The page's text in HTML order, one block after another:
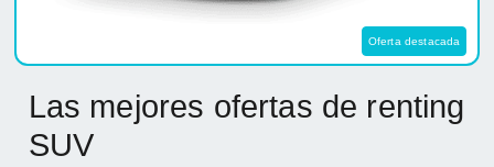
Oferta destacada
Las mejores ofertas de renting
SUV